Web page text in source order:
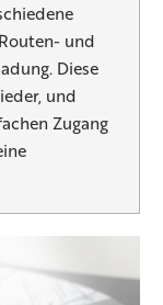
und
Diese
und
Zugang